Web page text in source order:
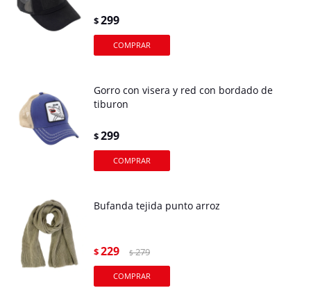
$299
Gorro con visera y red con bordado de
tiburon
$299
Bufanda tejida punto arroz
$229 $ 279